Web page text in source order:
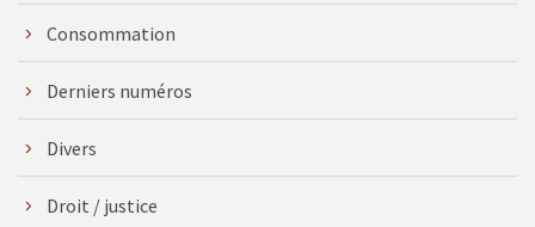
Consommation
Derniers numéros
Divers
Droit / justice